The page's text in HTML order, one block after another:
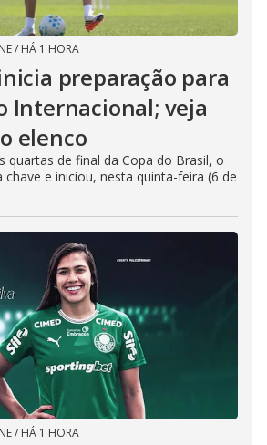
/ HÁ 1 HORA
preparação para
Internacional; veja
elenco
quartas de final da Copa do Brasil, o
chave e iniciou, nesta quinta-feira (6 de
/ HÁ 1 HORA